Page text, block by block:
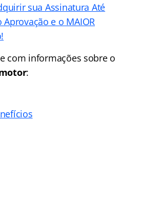
sua Assinatura Até
e o MAIOR
com informações sobre o
: